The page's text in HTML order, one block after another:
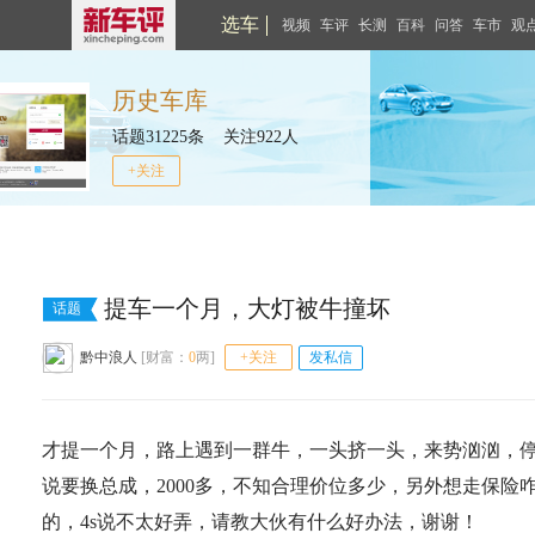
选车 视频 车评 长测 百科 问答 车市 观
历史车库
话题31225条 关注922人
+关注
话题 提车一个月，大灯被牛撞坏
黔中浪人 [财富： 0两] +关注 发私信
才提一个月，路上遇到一群牛，一头挤一头，来势汹汹，
说要换总成，2000多，不知合理价位多少，另外想走保险
的，4s说不太好弄，请教大伙有什么好办法，谢谢！